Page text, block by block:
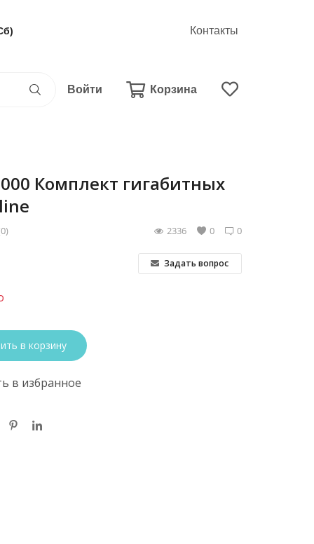
Контакты
Войти Корзина
Комплект гигабитных
0
0
2336
Задать вопрос
в корзину
в избранное